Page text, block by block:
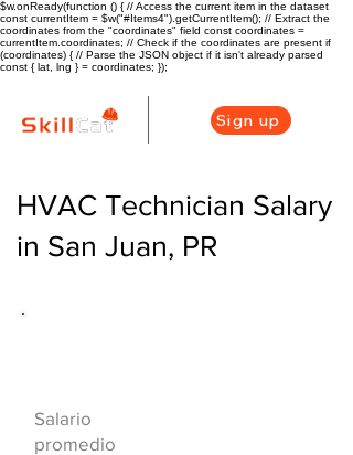
$w.onReady(function () { // Access the current item in the dataset
const currentItem = $w("#Items4").getCurrentItem(); // Extract the
coordinates from the "coordinates" field const coordinates =
currentItem.coordinates; // Check if the coordinates are present if
(coordinates) { // Parse the JSON object if it isn't already parsed
const { lat, lng } = coordinates; });
Sign up
HVAC Technician Salary
in San Juan, PR
Salario
promedio